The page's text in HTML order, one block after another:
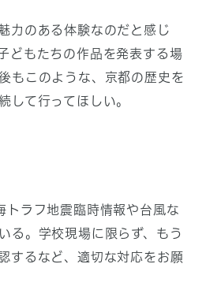
力のある体験なのだと感じ
どもたちの作品を発表する場
もこのような、京都の歴史を
して行ってほしい。
トラフ地震臨時情報や台風な
る。学校現場に限らず、もう
するなど、適切な対応をお願